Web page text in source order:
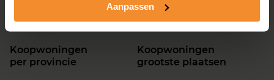
AanpassenNijmegen
Koopwoningen
per provincie
Koopwoningen
grootste plaatsen